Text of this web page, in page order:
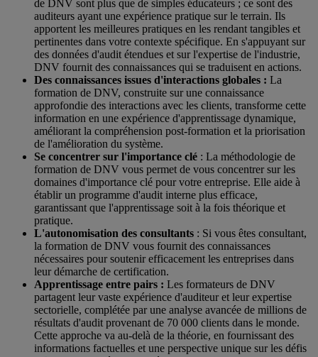
de DNV sont plus que de simples éducateurs ; ce sont des
auditeurs ayant une expérience pratique sur le terrain. Ils
apportent les meilleures pratiques en les rendant tangibles et
pertinentes dans votre contexte spécifique. En s'appuyant sur
des données d'audit étendues et sur l'expertise de l'industrie,
DNV fournit des connaissances qui se traduisent en actions.
Des connaissances issues d'interactions globales : La
formation de DNV, construite sur une connaissance
approfondie des interactions avec les clients, transforme cette
information en une expérience d'apprentissage dynamique,
améliorant la compréhension post-formation et la priorisation
de l'amélioration du système.
Se concentrer sur l'importance clé : La méthodologie de
formation de DNV vous permet de vous concentrer sur les
domaines d'importance clé pour votre entreprise. Elle aide à
établir un programme d'audit interne plus efficace,
garantissant que l'apprentissage soit à la fois théorique et
pratique.
L'autonomisation des consultants : Si vous êtes consultant,
la formation de DNV vous fournit des connaissances
nécessaires pour soutenir efficacement les entreprises dans
leur démarche de certification.
Apprentissage entre pairs : Les formateurs de DNV
partagent leur vaste expérience d'auditeur et leur expertise
sectorielle, complétée par une analyse avancée de millions de
résultats d'audit provenant de 70 000 clients dans le monde.
Cette approche va au-delà de la théorie, en fournissant des
informations factuelles et une perspective unique sur les défis